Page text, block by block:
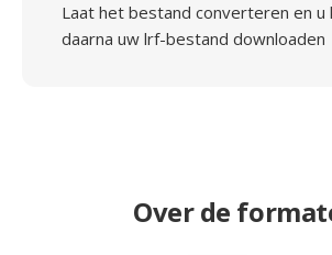
Laat het bestand converteren en u
daarna uw lrf-bestand downloaden
Over de